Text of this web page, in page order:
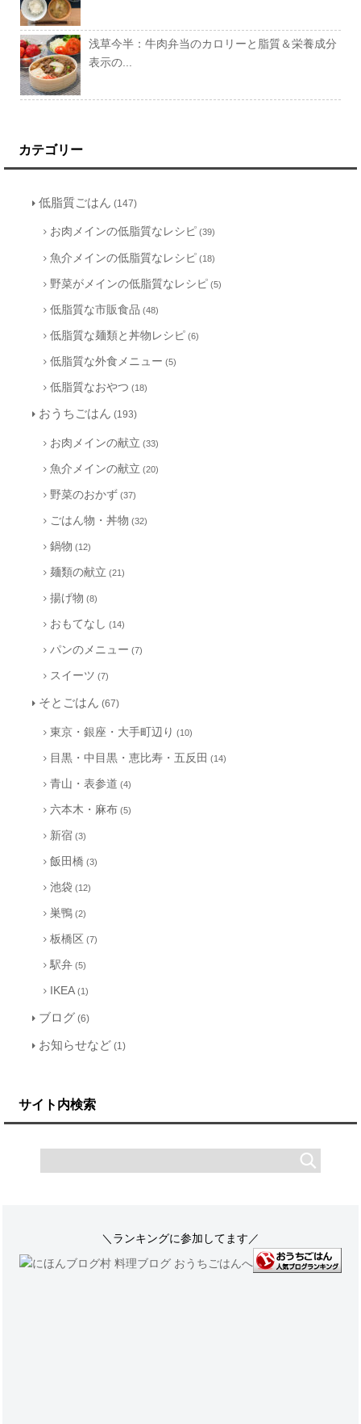
浅草今半：牛肉弁当のカロリーと脂質＆栄養成分
表示の...
カテゴリー
低脂質ごはん (147)
お肉メインの低脂質なレシピ (39)
魚介メインの低脂質なレシピ (18)
野菜がメインの低脂質なレシピ (5)
低脂質な市販食品 (48)
低脂質な麺類と丼物レシピ (6)
低脂質な外食メニュー (5)
低脂質なおやつ (18)
おうちごはん (193)
お肉メインの献立 (33)
魚介メインの献立 (20)
野菜のおかず (37)
ごはん物・丼物 (32)
鍋物 (12)
麺類の献立 (21)
揚げ物 (8)
おもてなし (14)
パンのメニュー (7)
スイーツ (7)
そとごはん (67)
東京・銀座・大手町辺り (10)
目黒・中目黒・恵比寿・五反田 (14)
青山・表参道 (4)
六本木・麻布 (5)
新宿 (3)
飯田橋 (3)
池袋 (12)
巣鴨 (2)
板橋区 (7)
駅弁 (5)
IKEA (1)
ブログ (6)
お知らせなど (1)
サイト内検索
＼ランキングに参加してます／